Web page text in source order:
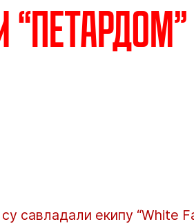
савладали екипу “White